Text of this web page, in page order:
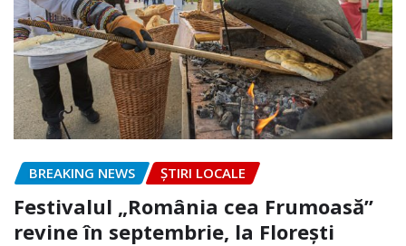
BREAKING NEWS ȘTIRI LOCALE
Festivalul „România cea Frumoasă”
revine în septembrie, la Florești